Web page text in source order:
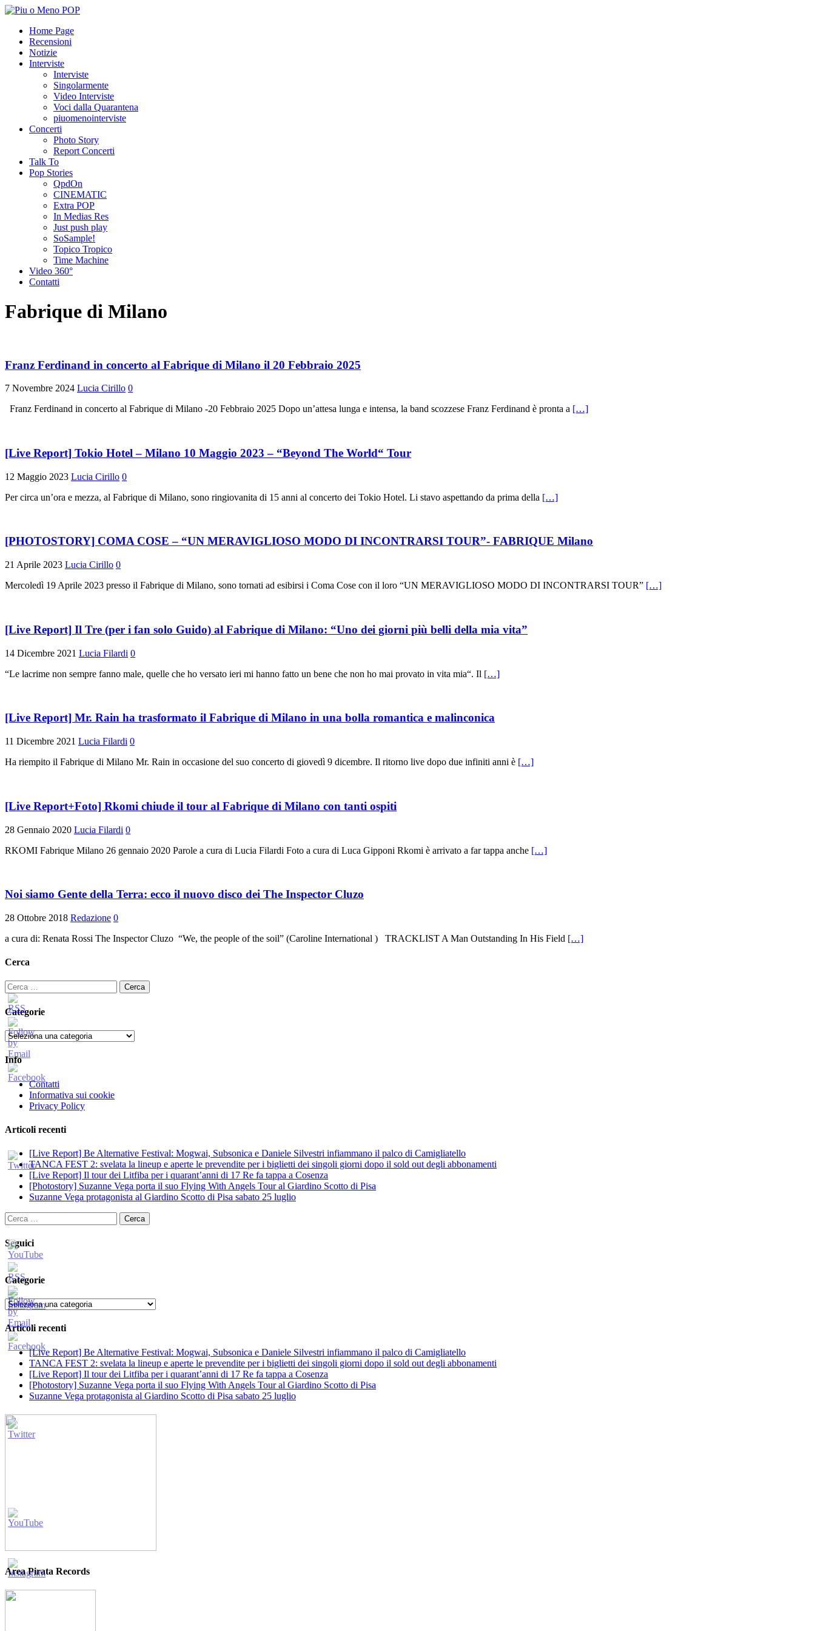
Home Page
Recensioni
Notizie
Interviste
Interviste
Singolarmente
Video Interviste
Voci dalla Quarantena
piuomenointerviste
Concerti
Photo Story
Report Concerti
Talk To
Pop Stories
QpdOn
CINEMATIC
Extra POP
In Medias Res
Just push play
SoSample!
Topico Tropico
Time Machine
Video 360°
Contatti
Fabrique di Milano
Franz Ferdinand in concerto al Fabrique di Milano il 20 Febbraio 2025
7 Novembre 2024 Lucia Cirillo 0
Franz Ferdinand in concerto al Fabrique di Milano -20 Febbraio 2025 Dopo un’attesa lunga e intensa, la band scozzese Franz Ferdinand è pronta a […]
[Live Report] Tokio Hotel – Milano 10 Maggio 2023 – “Beyond The World“ Tour
12 Maggio 2023 Lucia Cirillo 0
Per circa un’ora e mezza, al Fabrique di Milano, sono ringiovanita di 15 anni al concerto dei Tokio Hotel. Li stavo aspettando da prima della […]
[PHOTOSTORY] COMA COSE – “UN MERAVIGLIOSO MODO DI INCONTRARSI TOUR”- FABRIQUE Milano
21 Aprile 2023 Lucia Cirillo 0
Mercoledì 19 Aprile 2023 presso il Fabrique di Milano, sono tornati ad esibirsi i Coma Cose con il loro “UN MERAVIGLIOSO MODO DI INCONTRARSI TOUR” […]
[Live Report] Il Tre (per i fan solo Guido) al Fabrique di Milano: “Uno dei giorni più belli della mia vita”
14 Dicembre 2021 Lucia Filardi 0
“Le lacrime non sempre fanno male, quelle che ho versato ieri mi hanno fatto un bene che non ho mai provato in vita mia“. Il […]
[Live Report] Mr. Rain ha trasformato il Fabrique di Milano in una bolla romantica e malinconica
11 Dicembre 2021 Lucia Filardi 0
Ha riempito il Fabrique di Milano Mr. Rain in occasione del suo concerto di giovedì 9 dicembre. Il ritorno live dopo due infiniti anni è […]
[Live Report+Foto] Rkomi chiude il tour al Fabrique di Milano con tanti ospiti
28 Gennaio 2020 Lucia Filardi 0
RKOMI Fabrique Milano 26 gennaio 2020 Parole a cura di Lucia Filardi Foto a cura di Luca Gipponi Rkomi è arrivato a far tappa anche […]
Noi siamo Gente della Terra: ecco il nuovo disco dei The Inspector Cluzo
28 Ottobre 2018 Redazione 0
a cura di: Renata Rossi The Inspector Cluzo “We, the people of the soil” (Caroline International ) TRACKLIST A Man Outstanding In His Field […]
Cerca
Ricerca
per:
Categorie
Categorie
Info
Contatti
Informativa sui cookie
Privacy Policy
Articoli recenti
[Live Report] Be Alternative Festival: Mogwai, Subsonica e Daniele Silvestri infiammano il palco di Camigliatello
TANCA FEST 2: svelata la lineup e aperte le prevendite per i biglietti dei singoli giorni dopo il sold out degli abbonamenti
[Live Report] Il tour dei Litfiba per i quarant’anni di 17 Re fa tappa a Cosenza
[Photostory] Suzanne Vega porta il suo Flying With Angels Tour al Giardino Scotto di Pisa
Suzanne Vega protagonista al Giardino Scotto di Pisa sabato 25 luglio
Ricerca
per:
Seguici
Categorie
Categorie
Articoli recenti
[Live Report] Be Alternative Festival: Mogwai, Subsonica e Daniele Silvestri infiammano il palco di Camigliatello
TANCA FEST 2: svelata la lineup e aperte le prevendite per i biglietti dei singoli giorni dopo il sold out degli abbonamenti
[Live Report] Il tour dei Litfiba per i quarant’anni di 17 Re fa tappa a Cosenza
[Photostory] Suzanne Vega porta il suo Flying With Angels Tour al Giardino Scotto di Pisa
Suzanne Vega protagonista al Giardino Scotto di Pisa sabato 25 luglio
Area Pirata Records